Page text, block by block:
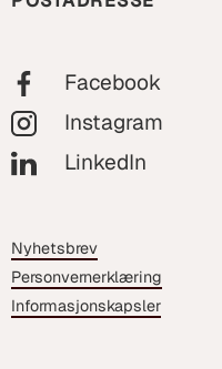
Facebook
Instagram
LinkedIn
Nyhetsbrev
Personvernerklæring
Informasjonskapsler